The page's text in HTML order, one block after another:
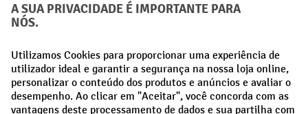
Métodos de pagamento
Creditcard (Master)Creditcard (Visa)Pré-pagamento
Redes sociais